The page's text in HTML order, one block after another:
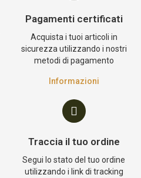
Pagamenti certificati
Acquista i tuoi articoli in
sicurezza utilizzando i nostri
metodi di pagamento
Informazioni
Traccia il tuo ordine
Segui lo stato del tuo ordine
utilizzando i link di tracking